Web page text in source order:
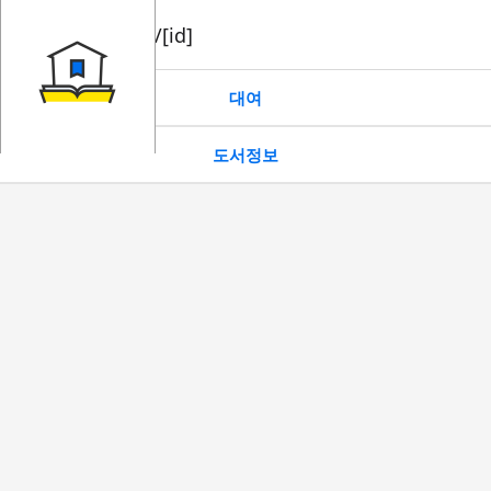
book/rent/[id]
대여
도서정보